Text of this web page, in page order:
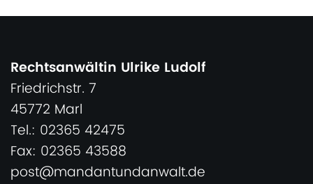
Rechtsanwältin Ulrike Ludolf
Friedrichstr. 7
45772 Marl
Tel.: 02365 42475
Fax: 02365 43588
post@mandantundanwalt.de